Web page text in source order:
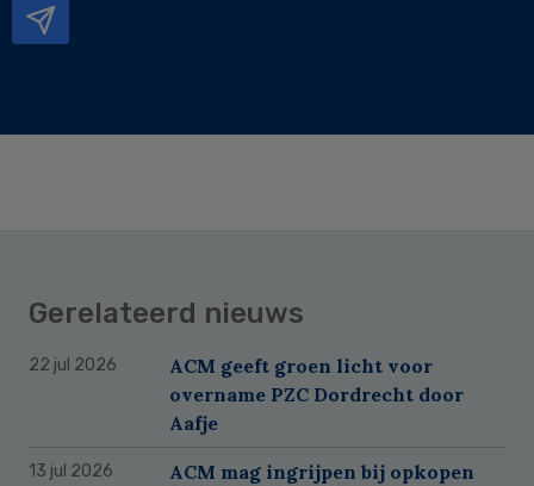
Gerelateerd nieuws
22 jul 2026
ACM geeft groen licht voor
overname PZC Dordrecht door
Aafje
13 jul 2026
ACM mag ingrijpen bij opkopen